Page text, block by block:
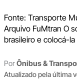
Fonte: Transporte
Arquivo FuMtran O
brasileiro e colocá-
PorÔnibus &
Atualizado pela última